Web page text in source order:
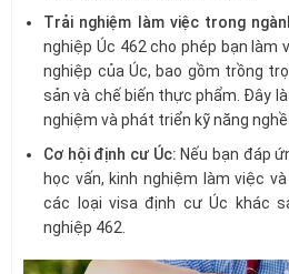
Trải nghiệm làm việc trong
nghiệp Úc 462 cho phép bạn làm
nghiệp của Úc, bao gồm trồng
sản và chế biến thực phẩm. Đây
nghiệm và phát triển kỹ năng
Cơ hội định cư Úc: Nếu bạn đáp
học vấn, kinh nghiệm làm việc
các loại visa định cư Úc khác
nghiệp 462.